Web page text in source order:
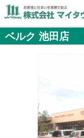
ベルク 池田店